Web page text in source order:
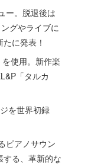
ー。脱退後は
グやライブに
に発表！
使用。新作楽
「タルカ
を世界初録
ピアノサウン
する、革新的な